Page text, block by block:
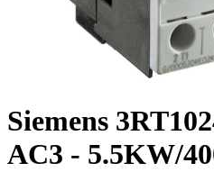
Siemens
AC3 - 5.5KW/